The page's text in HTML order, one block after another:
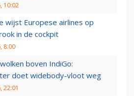
10:02
wijst Europese airlines op
in de cockpit
8:00
boven IndiGo:
doet widebody-vloot weg
22:01